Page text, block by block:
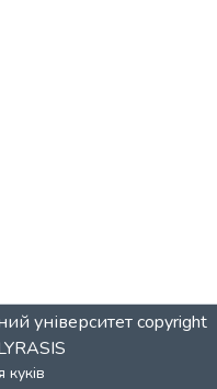
університетcopyright